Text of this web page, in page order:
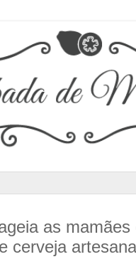
as mamães
cerveja